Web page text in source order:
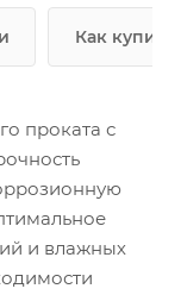
Как купить
проката с
и влажных